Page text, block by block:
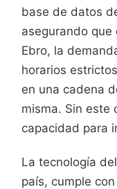
base de datos
asegurando que
Ebro, la
horarios
en una cadena
misma. Sin este
capacidad para
La tecnología
país, cumple